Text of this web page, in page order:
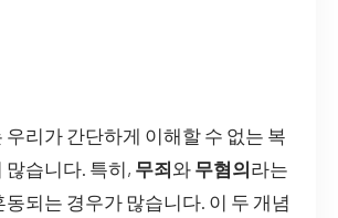
우리가 간단하게 이해할 수 없는 복
많습니다. 특히, 무죄와 무혐의라는
동되는 경우가 많습니다. 이 두 개념